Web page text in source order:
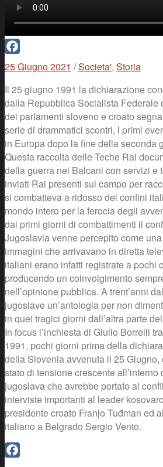
Facebook
25 Giugno 2021 /Societa', Storia
Il 25 giugno 1991 la dichiarazione
dalla Repubblica Socialista Federale
dei parlamenti sloveno e croato
serie di drammatici scontri, i primi
in Europa dopo la fine della seconda
Questa raccolta delle Teche Rai
della guerra nei Balcani con servizi e
inviati Rai presenti sul campo per
si combatteva a ridosso dei confini
mondo intero per la ferocia degli
dai primi giorni di combattimenti il
Jugoslavia venne percepito come una
immagini che arrivavano in diretta
italiani erano infatti registrate a pochi
producendo un coinvolgimento
nell’opinione pubblica. A trent’anni
jugoslave un’antologia per non
in quei tragici giorni dall’altra parte
In focus l’inchiesta di Giulio Borrelli
1991, pochi giorni prima della
della Slovenia avvenuta il 25 Giugno,
stato di tensione crescente
jugoslava che avrebbe portato al
interviste importanti al leader
presidente croato Franjo Tuđman ed
italiano a Belgrado Sergio Vento.